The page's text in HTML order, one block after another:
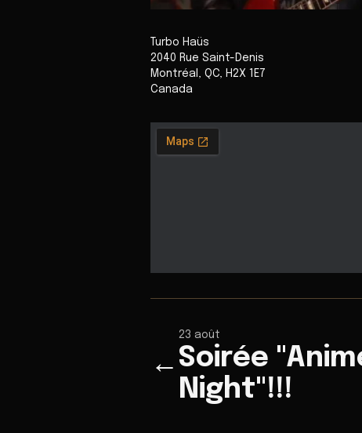
Turbo Haüs
2040 Rue Saint-Denis
Montréal , QC, H2X 1E7
Canada
←
23 août
Soirée
Night"!!!